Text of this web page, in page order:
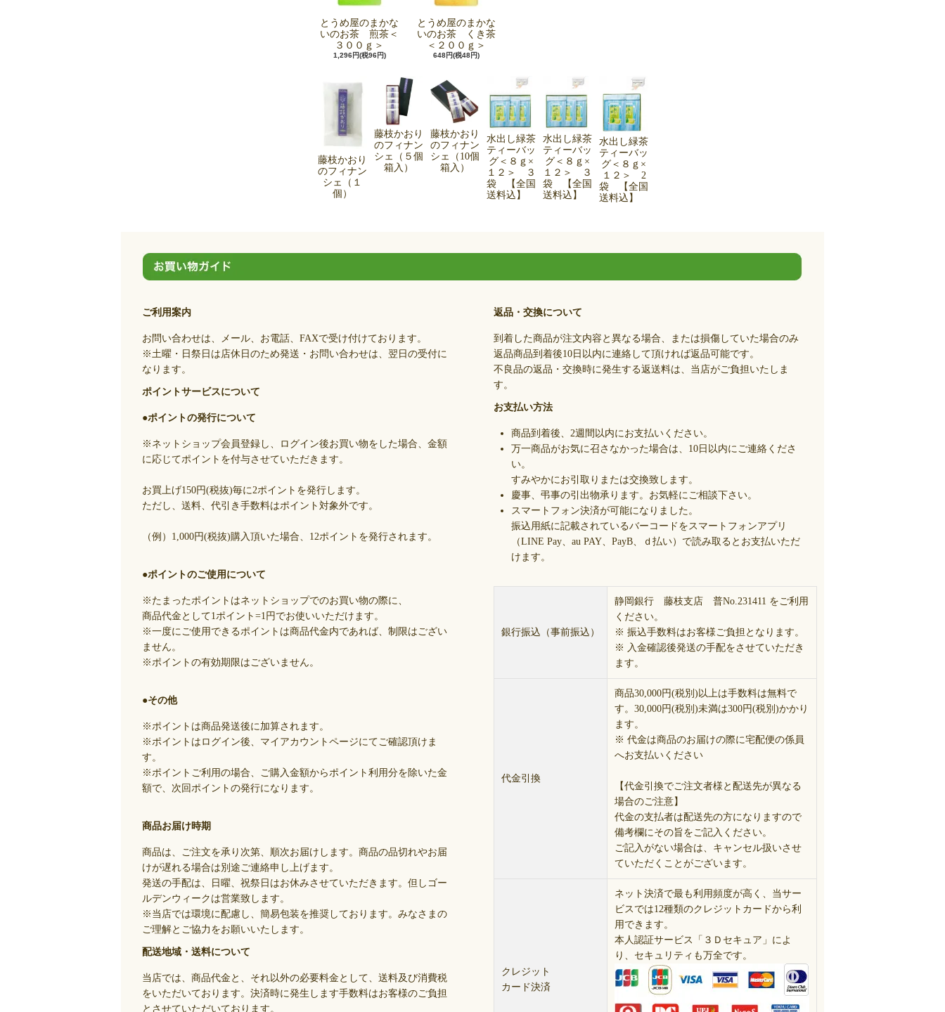
とうめ屋のまかな
いのお茶 煎茶＜
３００ｇ＞
1,296円(税96円)
とうめ屋のまかな
いのお茶 くき茶
＜２００ｇ＞
648円(税48円)
藤枝かおり
のフィナン
シェ（１
個）
藤枝かおり
のフィナン
シェ（５個
箱入）
藤枝かおり
のフィナン
シェ（10個
箱入）
水出し緑茶
ティーバッ
グ＜８ｇ×
１２＞ ３
袋 【全国
送料込】
水出し緑茶
ティーバッ
グ＜８ｇ×
１２＞ ３
袋 【全国
送料込】
水出し緑茶
ティーバッ
グ＜８ｇ×
１２＞ 2
袋 【全国
送料込】
ご利用案内
お問い合わせは、メール、お電話、FAXで受け付けております。
※土曜・日祭日は店休日のため発送・お問い合わせは、翌日の受付に
なります。
ポイントサービスについて
●ポイントの発行について
※ネットショップ会員登録し、ログイン後お買い物をした場合、金額
に応じてポイントを付与させていただきます。
お買上げ150円(税抜)毎に2ポイントを発行します。
ただし、送料、代引き手数料はポイント対象外です。
（例）1,000円(税抜)購入頂いた場合、12ポイントを発行されます。
●ポイントのご使用について
※たまったポイントはネットショップでのお買い物の際に、
商品代金として1ポイント=1円でお使いいただけます。
※一度にご使用できるポイントは商品代金内であれば、制限はござい
ません。
※ポイントの有効期限はございません。
●その他
※ポイントは商品発送後に加算されます。
※ポイントはログイン後、マイアカウントページにてご確認頂けま
す。
※ポイントご利用の場合、ご購入金額からポイント利用分を除いた金
額で、次回ポイントの発行になります。
商品お届け時期
商品は、ご注文を承り次第、順次お届けします。商品の品切れやお届
けが遅れる場合は別途ご連絡申し上げます。
発送の手配は、日曜、祝祭日はお休みさせていただきます。但しゴー
ルデンウィークは営業致します。
※当店では環境に配慮し、簡易包装を推奨しております。みなさまの
ご理解とご協力をお願いいたします。
配送地域・送料について
当店では、商品代金と、それ以外の必要料金として、送料及び消費税
をいただいております。決済時に発生します手数料はお客様のご負担
とさせていただいております。
返品・交換について
到着した商品が注文内容と異なる場合、または損傷していた場合のみ
返品商品到着後10日以内に連絡して頂ければ返品可能です。
不良品の返品・交換時に発生する返送料は、当店がご負担いたしま
す。
お支払い方法
商品到着後、2週間以内にお支払いください。
万一商品がお気に召さなかった場合は、10日以内にご連絡くださ
い。
すみやかにお引取りまたは交換致します。
慶事、弔事の引出物承ります。お気軽にご相談下さい。
スマートフォン決済が可能になりました。
振込用紙に記載されているバーコードをスマートフォンアプリ
（LINE Pay、au PAY、PayB、ｄ払い）で読み取るとお支払いただ
けます。
銀行振込（事前振込）
静岡銀行 藤枝支店 普No.231411 をご利用
ください。
※ 振込手数料はお客様ご負担となります。
※ 入金確認後発送の手配をさせていただき
ます。
代金引換
商品30,000円(税別)以上は手数料は無料で
す。30,000円(税別)未満は300円(税別)かかり
ます。
※ 代金は商品のお届けの際に宅配便の係員
へお支払いください
【代金引換でご注文者様と配送先が異なる
場合のご注意】
代金の支払者は配送先の方になりますので
備考欄にその旨をご記入ください。
ご記入がない場合は、キャンセル扱いさせ
ていただくことがございます。
クレジット
カード決済
ネット決済で最も利用頻度が高く、当サー
ビスでは12種類のクレジットカードから利
用できます。
本人認証サービス「３Ｄセキュア」によ
り、セキュリティも万全です。